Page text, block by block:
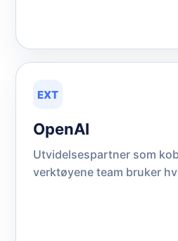
EXT
OpenAI
Utvidelsespartner som
verktøyene team bruker